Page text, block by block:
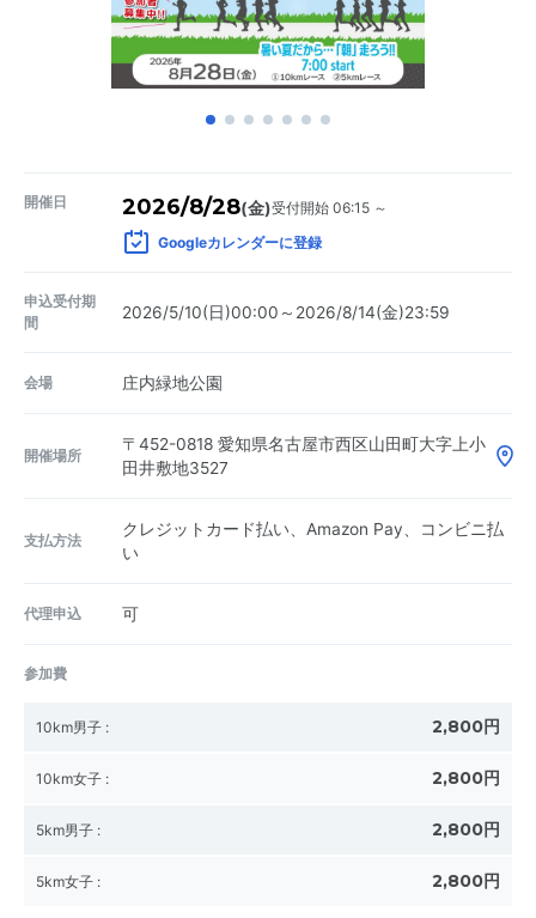
開催日 2026/8/28(金)受付開始 06:15 ～
Googleカレンダーに登録
申込受付期
間
2026/5/10(日)00:00～2026/8/14(金)23:59
会場 庄内緑地公園
開催場所
〒452-0818 愛知県名古屋市西区山田町大字上小
田井敷地3527
支払方法
クレジットカード払い、Amazon Pay、コンビニ払
い
代理申込 可
参加費
10km男子 : 2,800円
10km女子 : 2,800円
5km男子 : 2,800円
5km女子 : 2,800円